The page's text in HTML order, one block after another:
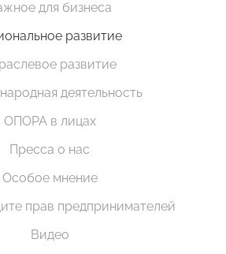
для бизнеса
развитие
развитие
деятельность
ОПОРА в лицах
Пресса о нас
Особое мнение
прав предпринимателей
Видео